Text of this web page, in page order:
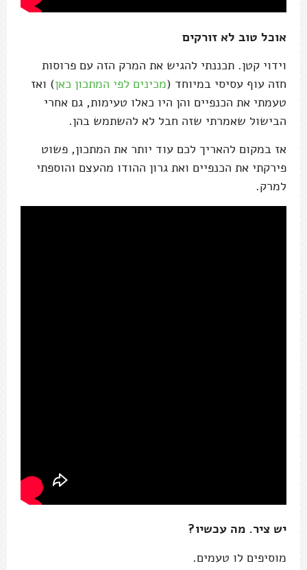
אוכל טוב לא זורקים
וידוי קטן. תכננתי להגיש את המרק הזה עם פרוסות
חזה עוף עסיסי במיוחד (מכינים לפי המתכון כאן) ואז
טעמתי את הכנפיים והן היו כאלו טעימות, גם אחרי
הבישול שאמרתי שזה חבל לא להשתמש בהן.
אז במקום להאריך לכם עוד יותר את המתכון, פשוט
פירקתי את הכנפיים ואת גרון ההודו מהעצם והוספתי
למרק.
יש ציר. מה עכשיו?
מוסיפים לו טעמים.